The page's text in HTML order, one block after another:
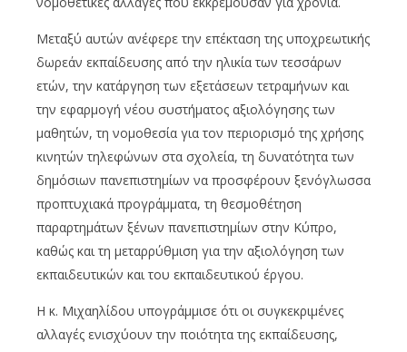
Μεταξύ αυτών ανέφερε την επέκταση της υποχρεωτικής
δωρεάν εκπαίδευσης από την ηλικία των τεσσάρων
ετών, την κατάργηση των εξετάσεων τετραμήνων και
την εφαρμογή νέου συστήματος αξιολόγησης των
μαθητών, τη νομοθεσία για τον περιορισμό της χρήσης
κινητών τηλεφώνων στα σχολεία, τη δυνατότητα των
δημόσιων πανεπιστημίων να προσφέρουν ξενόγλωσσα
προπτυχιακά προγράμματα, τη θεσμοθέτηση
παραρτημάτων ξένων πανεπιστημίων στην Κύπρο,
καθώς και τη μεταρρύθμιση για την αξιολόγηση των
εκπαιδευτικών και του εκπαιδευτικού έργου.
Η κ. Μιχαηλίδου υπογράμμισε ότι οι συγκεκριμένες
αλλαγές ενισχύουν την ποιότητα της εκπαίδευσης,